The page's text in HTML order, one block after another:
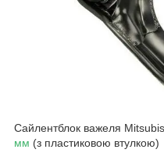
Сайлентблок важеля
мм (з пластиковою втулкою)